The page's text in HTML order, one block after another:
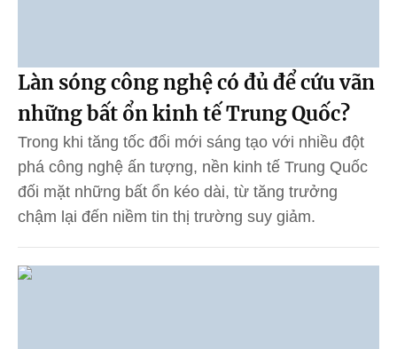
Làn sóng công nghệ có đủ để cứu vãn
những bất ổn kinh tế Trung Quốc?
Trong khi tăng tốc đổi mới sáng tạo với nhiều đột
phá công nghệ ấn tượng, nền kinh tế Trung Quốc
đối mặt những bất ổn kéo dài, từ tăng trưởng
chậm lại đến niềm tin thị trường suy giảm.